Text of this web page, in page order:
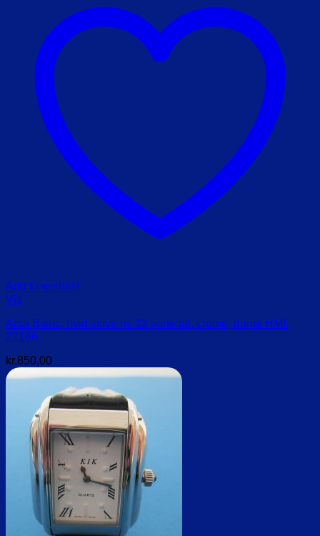
Add to wishlist
Vis
Arsa Basic, hvid skive m. 12 sorte tal, crome, dame HMI.
22186
kr.850,00